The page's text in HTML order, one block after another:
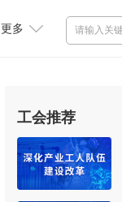
更多
工会推荐